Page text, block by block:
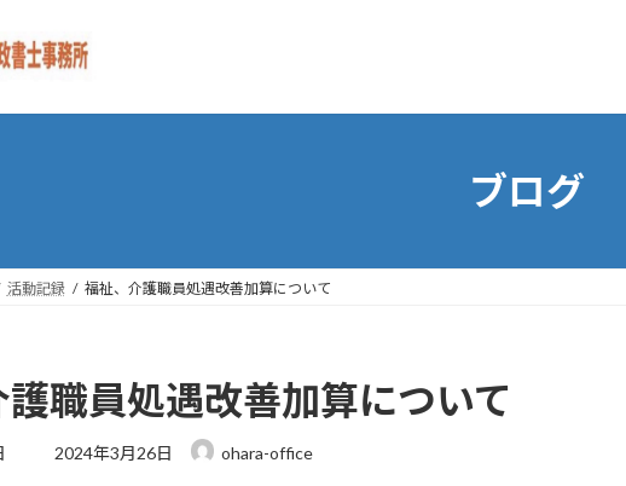
ブログ
活動記録 福祉、介護職員処遇改善加算について
職員処遇改善加算について
最
2024年3月26日 ohara-office